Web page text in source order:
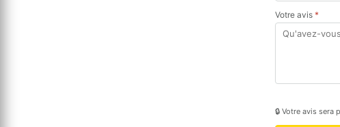
Votre avis *
🔒 Votre avis sera